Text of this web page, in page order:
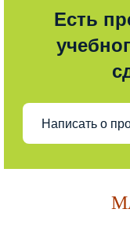
Есть
Написать о